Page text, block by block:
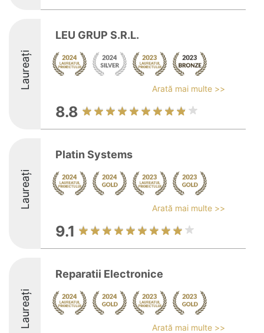
Laureați
LEU GRUP S.R.L.
Arată mai multe >>
8.8
Laureați
Platin Systems
Arată mai multe >>
9.1
Laureați
Reparatii Electronice
Arată mai multe >>